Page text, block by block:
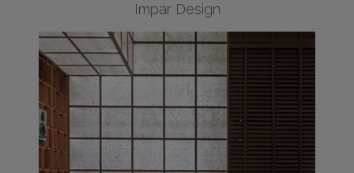
Impar Design